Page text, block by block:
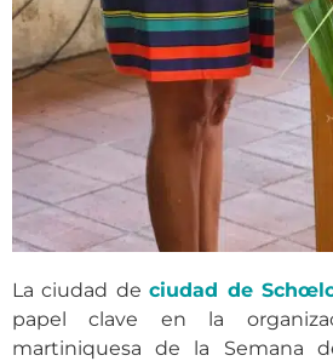
La ciudad deciudad de
papel clave en la
martiniquesa de la Semana